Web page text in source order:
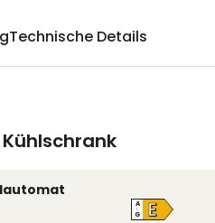
Technische Details
Kühlschrank
A
↑
G E